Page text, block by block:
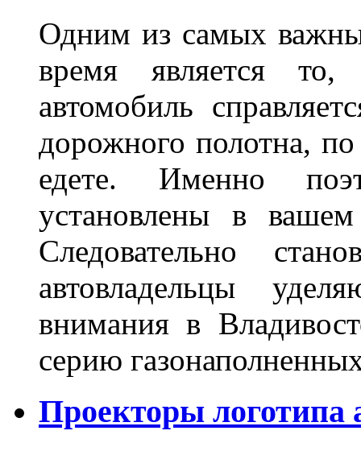
Одним из самых
время является то,
автомобиль
дорожного полотна,
едете. Именно
установлены в
Следовательно
автовладельцы
внимания в
серию
Проекторы логотипа